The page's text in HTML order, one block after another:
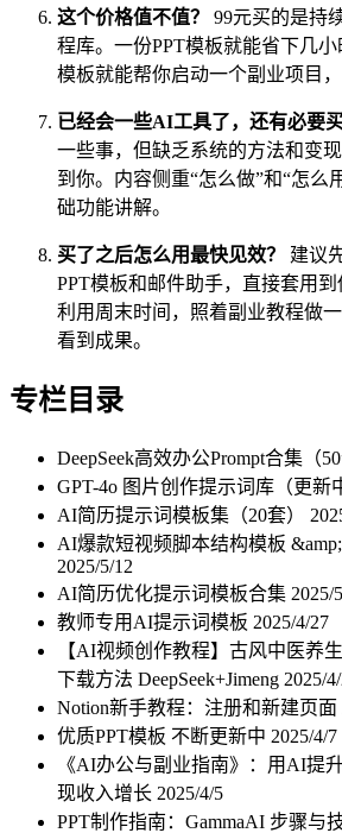
这个价格值不值？
99元买的是持
程库。一份PPT模板就能省下几
模板就能帮你启动一个副业项目
已经会一些AI工具了，还有必要买
一些事，但缺乏系统的方法和变
到你。内容侧重“怎么做”和“怎么
础功能讲解。
买了之后怎么用最快见效？
建议
PPT模板和邮件助手，直接套用
利用周末时间，照着副业教程做
看到成果。
专栏目录
DeepSeek高效办公Prompt合集（
GPT-4o 图片创作提示词库（更新中
AI简历提示词模板集（20套）
AI爆款短视频脚本结构模板
2025/5/12
AI简历优化提示词模板合集 2025/
教师专用AI提示词模板 2025/4/27
【AI视频创作教程】古风中医养
下载方法 DeepSeek+Jimeng 2025/
Notion新手教程：注册和新建页面
优质PPT模板 不断更新中 2025/4/7
《AI办公与副业指南》：用AI提
现收入增长 2025/4/5
PPT制作指南：GammaAI 步骤与